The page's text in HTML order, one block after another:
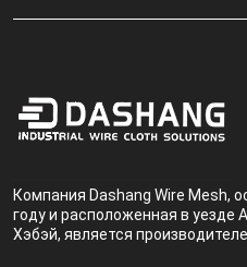
Компания Dashang Wire Mesh,
году и расположенная в уезде
Хэбэй, является